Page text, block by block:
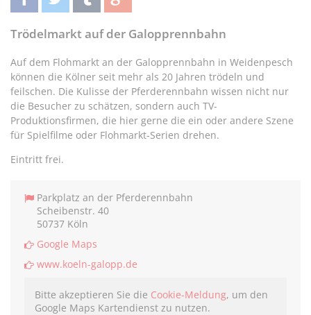
teilentwittern teilen teilen
Trödelmarkt auf der Galopprennbahn
Auf dem Flohmarkt an der Galopprennbahn in Weidenpesch
können die Kölner seit mehr als 20 Jahren trödeln und
feilschen. Die Kulisse der Pferderennbahn wissen nicht nur
die Besucher zu schätzen, sondern auch TV-
Produktionsfirmen, die hier gerne die ein oder andere Szene
für Spielfilme oder Flohmarkt-Serien drehen.
Eintritt frei.
Parkplatz an der Pferderennbahn
Scheibenstr. 40
50737 Köln
Google Maps
www.koeln-galopp.de
Bitte akzeptieren Sie die Cookie-Meldung, um den
Google Maps Kartendienst zu nutzen.